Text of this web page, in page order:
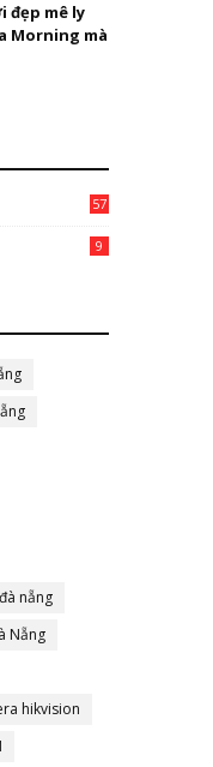
đẹp mê ly
Morning mà
57
9
nẵng
Nẵng
hikvision